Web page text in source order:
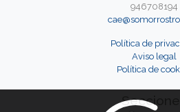
946708194
Política de
Aviso legal
Política de
Secciones